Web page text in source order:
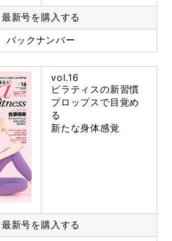
最新号を購入する
バックナンバー
vol.16
ピラティスの新習慣
プロップスで目覚め
る
新たな身体感覚
最新号を購入する